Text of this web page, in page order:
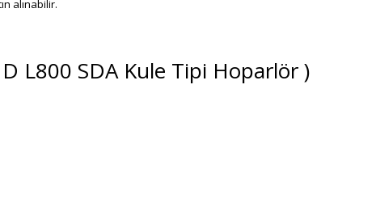
alınabilir.
L800 SDA Kule Tipi Hoparlör )